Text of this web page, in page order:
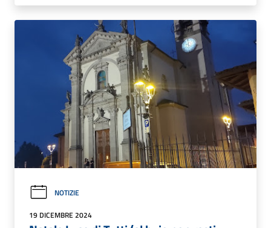
NOTIZIE
19 DICEMBRE 2024